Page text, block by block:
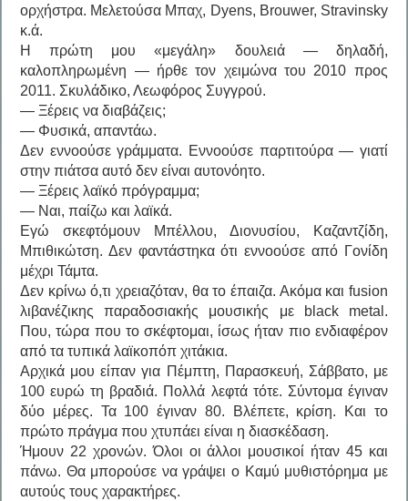
ορχήστρα. Μελετούσα Μπαχ, Dyens, Brouwer, Stravinsky
κ.ά.
Η πρώτη μου «μεγάλη» δουλειά — δηλαδή,
καλοπληρωμένη — ήρθε τον χειμώνα του 2010 προς
2011. Σκυλάδικο, Λεωφόρος Συγγρού.
— Ξέρεις να διαβάζεις;
— Φυσικά, απαντάω.
Δεν εννοούσε γράμματα. Εννοούσε παρτιτούρα — γιατί
στην πιάτσα αυτό δεν είναι αυτονόητο.
— Ξέρεις λαϊκό πρόγραμμα;
— Ναι, παίζω και λαϊκά.
Εγώ σκεφτόμουν Μπέλλου, Διονυσίου, Καζαντζίδη,
Μπιθικώτση. Δεν φαντάστηκα ότι εννοούσε από Γονίδη
μέχρι Τάμτα.
Δεν κρίνω ό,τι χρειαζόταν, θα το έπαιζα. Ακόμα και fusion
λιβανέζικης παραδοσιακής μουσικής με black metal.
Που, τώρα που το σκέφτομαι, ίσως ήταν πιο ενδιαφέρον
από τα τυπικά λαϊκοπόπ χιτάκια.
Αρχικά μου είπαν για Πέμπτη, Παρασκευή, Σάββατο, με
100 ευρώ τη βραδιά. Πολλά λεφτά τότε. Σύντομα έγιναν
δύο μέρες. Τα 100 έγιναν 80. Βλέπετε, κρίση. Και το
πρώτο πράγμα που χτυπάει είναι η διασκέδαση.
Ήμουν 22 χρονών. Όλοι οι άλλοι μουσικοί ήταν 45 και
πάνω. Θα μπορούσε να γράψει ο Καμύ μυθιστόρημα με
αυτούς τους χαρακτήρες.